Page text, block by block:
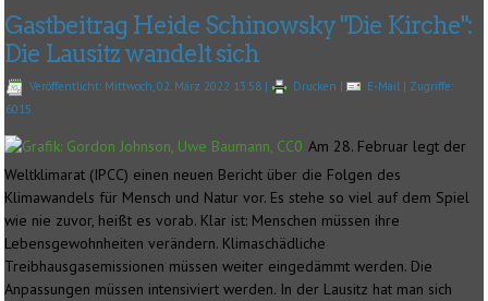
Gastbeitrag Heide Schinowsky "Die Kirche":
Die Lausitz wandelt sich
Veröffentlicht: Mittwoch, 02. März 2022 13:58 | Drucken | E-Mail | Zugriffe:
6015
Am 28. Februar legt der
Weltklimarat (IPCC) einen neuen Bericht über die Folgen des
Klimawandels für Mensch und Natur vor. Es stehe so viel auf dem Spiel
wie nie zuvor, heißt es vorab. Klar ist: Menschen müssen ihre
Lebensgewohnheiten verändern. Klimaschädliche
Treibhausgasemissionen müssen weiter eingedämmt werden. Die
Anpassungen müssen intensiviert werden. In der Lausitz hat man sich